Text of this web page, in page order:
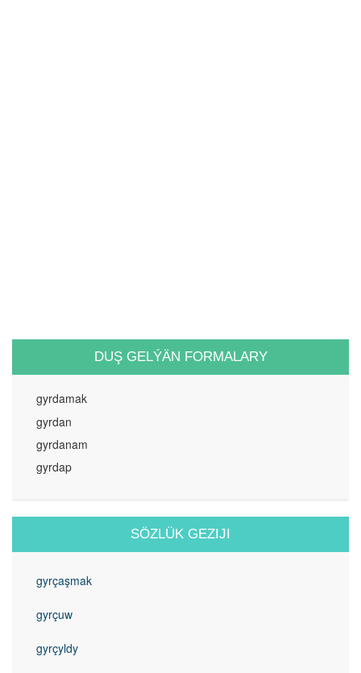
DUŞ GELÝÄN FORMALARY
gyrdamak
gyrdan
gyrdanam
gyrdap
SÖZLÜK GEZIJI
gyrçaşmak
gyrçuw
gyrçyldy